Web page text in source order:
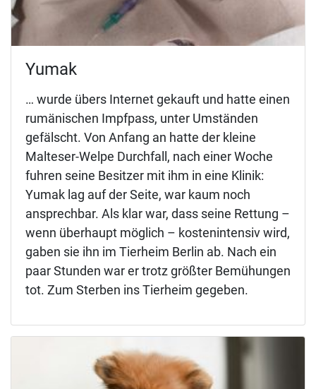
Yumak
… wurde übers Internet gekauft und hatte einen
rumänischen Impfpass, unter Umständen
gefälscht. Von Anfang an hatte der kleine
Malteser-Welpe Durchfall, nach einer Woche
fuhren seine Besitzer mit ihm in eine Klinik:
Yumak lag auf der Seite, war kaum noch
ansprechbar. Als klar war, dass seine Rettung –
wenn überhaupt möglich – kostenintensiv wird,
gaben sie ihn im Tierheim Berlin ab. Nach ein
paar Stunden war er trotz größter Bemühungen
tot. Zum Sterben ins Tierheim gegeben.